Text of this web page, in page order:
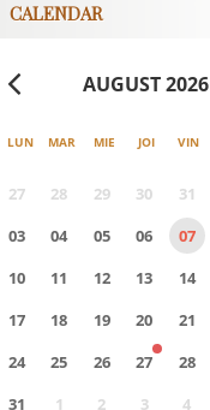
CALENDAR
AUGUST 2026
LUN MAR MIE JOI VIN
27 28 29 30 31
03
04 05 06 07
10
11 12 13 14
17
18 19 20 21
24
25 26 27 28
31
1 2 3 4